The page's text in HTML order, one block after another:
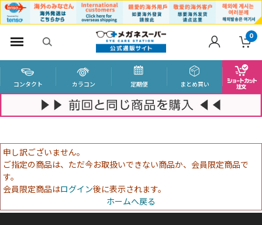
0
コンタクト カラコン 定期便 まとめ買い
申し訳ございません。
ご指定の商品は、ただ今お取扱いできない商品か、会員限定商品で
す。
会員限定商品はログイン後に表示されます。
ホームへ戻る